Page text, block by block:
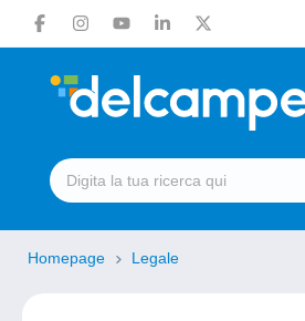
Homepage Legale